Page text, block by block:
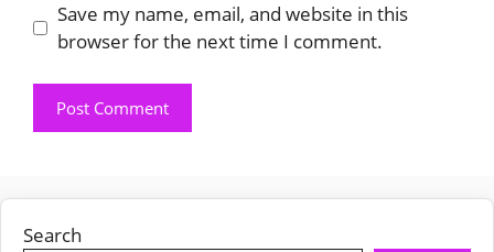
Save my name, email, and website in this
browser for the next time I comment.
Search